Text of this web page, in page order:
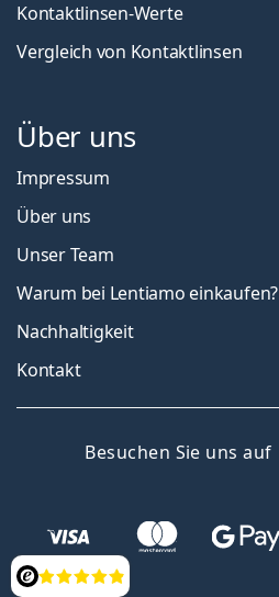
Bewertung
Kontaktlinsen-Werte
Vergleich von Kontaktlinsen
Über uns
Impressum
Über uns
Unser Team
Warum bei Lentiamo einkaufen?
Nachhaltigkeit
Kontakt
Besuchen Sie uns auf